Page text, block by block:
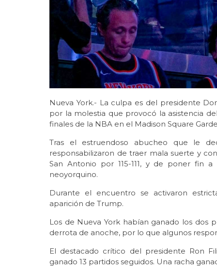
Nueva York.- La culpa es del presidente
por la molestia que provocó la asistencia
finales de la NBA en el Madison Square
Tras el estruendoso abucheo que le
responsabilizaron de traer mala suerte y
San Antonio por 115-111, y de poner fin
neoyorquino.
Durante el encuentro se activaron
aparición de Trump.
Los de Nueva York habían ganado los dos
derrota de anoche, por lo que algunos
El destacado crítico del presidente Ron
ganado 13 partidos seguidos. Una racha